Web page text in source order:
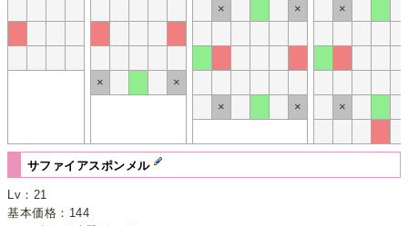
×
× ×
×
×
×
× ×
サファイアスポンメル
Lv：21
基本価格：144